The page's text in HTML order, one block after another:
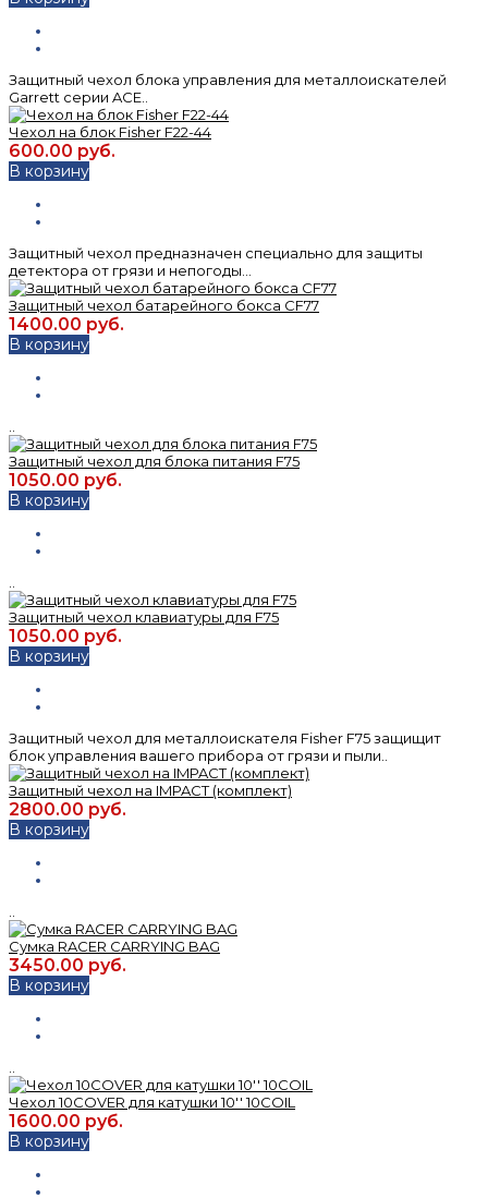
Защитный чехол блока управления для металлоискателей
Garrett серии ACE..
Чехол на блок Fisher F22-44
600.00 руб.
В корзину
Защитный чехол предназначен специально для защиты
детектора от грязи и непогоды...
Защитный чехол батарейного бокса CF77
1400.00 руб.
В корзину
Защитный чехол для блока питания F75
1050.00 руб.
В корзину
Защитный чехол клавиатуры для F75
1050.00 руб.
В корзину
Защитный чехол для металлоискателя Fisher F75 защищит
блок управления вашего прибора от грязи и пыли..
Защитный чехол на IMPACT (комплект)
2800.00 руб.
В корзину
Сумка RACER CARRYING BAG
3450.00 руб.
В корзину
Чехол 10COVER для катушки 10'' 10COIL
1600.00 руб.
В корзину